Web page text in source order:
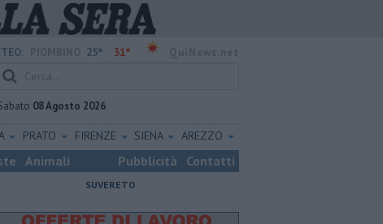
25° 31°
08 Agosto 2026
PRATO FIRENZE SIENA AREZZO
Animali Pubblicità Contatti
SUVERETO